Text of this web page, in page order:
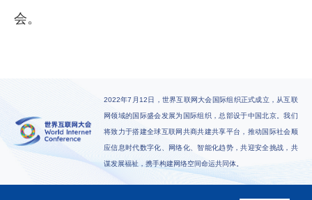
会。
2022年7月12日，世界互联网大会国际组织正式成立，从互联
网领域的国际盛会发展为国际组织，总部设于中国北京。我们
将致力于搭建全球互联网共商共建共享平台，推动国际社会顺
应信息时代数字化、网络化、智能化趋势，共迎安全挑战，共
谋发展福祉，携手构建网络空间命运共同体。